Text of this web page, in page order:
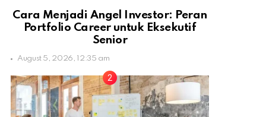
Cara Menjadi Angel Investor: Peran
Portfolio Career untuk Eksekutif
Senior
August 5, 2026, 12:35 am